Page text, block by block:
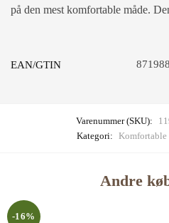
på den mest komfortable måde.
EAN/GTIN
Varenummer (SKU):
Kategori: Komfortable
Andre
-16%